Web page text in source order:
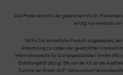
Alle Preise sind inkl. der gestzlichen MwSt.
erfolgt nur innerhalb von
*AVP= Der einheitliche Produkt-Abgabepreis,
Abrechnung zu Lasten der gesetzlichen
Informationsstelle für Arzneispezialitäten GmbH (IFA)
Erstattungsfall abzügl. 5% von der KK an die
Summe der Einzel-AVP. Volksversand